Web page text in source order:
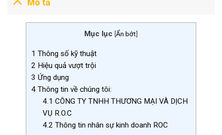
Mô tả
Mục lục [Ẩn bớt]
1 Thông số kỹ thuật
2 Hiệu quả vượt trội
3 Ứng dụng
4Thông tin về chúng tôi:
4.1 CÔNG TY TNHH THƯƠNG MẠI VÀ DỊCH
VỤ R.O.C
4.2 Thông tin nhân sự kinh doanh ROC